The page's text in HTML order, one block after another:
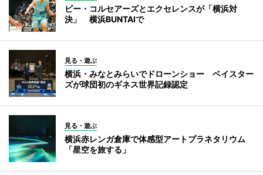
ビー・コルセアーズとエクセレンスが「横浜対
決」 横浜BUNTAIで
見る・遊ぶ
横浜・みなとみらいでドローンショー ベイスター
ズが球団初のギネス世界記録認定
見る・遊ぶ
横浜赤レンガ倉庫で体感型アートプラネタリウム
「星空を旅する」